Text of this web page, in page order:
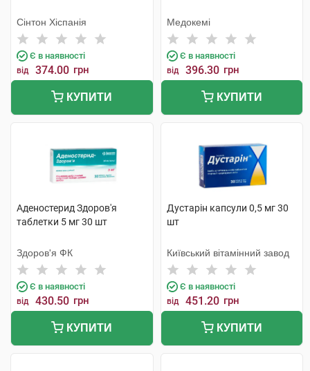
Сінтон Хіспанія
Є в наявності
від 374.00 грн
КУПИТИ
Медокемі
Є в наявності
від 396.30 грн
КУПИТИ
Аденостерид Здоров'я
таблетки 5 мг 30 шт
Здоров'я ФК
Є в наявності
від 430.50 грн
КУПИТИ
Дустарін капсули 0,5 мг 30
шт
Київський вітамінний завод
Є в наявності
від 451.20 грн
КУПИТИ